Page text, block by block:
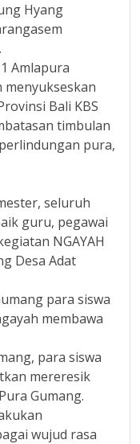
Hyang
Amlapura
Bali KBS
timbulan
pura,
seluruh
guru, pegawai
NGAYAH
Desa Adat
para siswa
membawa
para siswa
mereresik
Gumang.
wujud rasa